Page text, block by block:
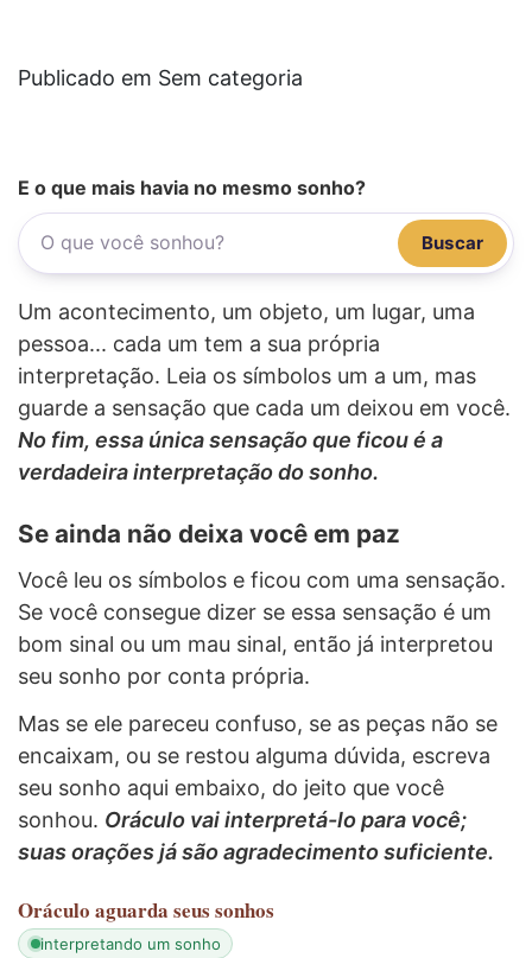
Publicado em Sem categoria
E o que mais havia no mesmo sonho?
Buscar
Um acontecimento, um objeto, um lugar, uma
pessoa... cada um tem a sua própria
interpretação. Leia os símbolos um a um, mas
guarde a sensação que cada um deixou em você.
No fim, essa única sensação que ficou é a
verdadeira interpretação do sonho.
Se ainda não deixa você em paz
Você leu os símbolos e ficou com uma sensação.
Se você consegue dizer se essa sensação é um
bom sinal ou um mau sinal, então já interpretou
seu sonho por conta própria.
Mas se ele pareceu confuso, se as peças não se
encaixam, ou se restou alguma dúvida, escreva
seu sonho aqui embaixo, do jeito que você
sonhou. Oráculo vai interpretá-lo para você;
suas orações já são agradecimento suficiente.
Oráculo aguarda seus sonhos
interpretando um sonho